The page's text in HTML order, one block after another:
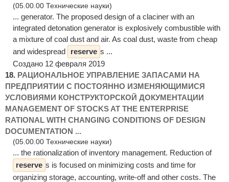
(05.00.00 Технические науки)
... generator. The proposed design of a claciner with an
integrated detonation generator is explosively combustible with
a mixture of coal dust and air. As coal dust, waste from cheap
and widespread
reserve s ...
Создано 12 февраля 2019
18. РАЦИОНАЛЬНОЕ УПРАВЛЕНИЕ ЗАПАСАМИ НА
ПРЕДПРИЯТИИ С ПОСТОЯННО ИЗМЕНЯЮЩИМИСЯ
УСЛОВИЯМИ КОНСТРУКТОРСКОЙ ДОКУМЕНТАЦИИ
MANAGEMENT OF STOCKS AT THE ENTERPRISE
RATIONAL WITH CHANGING CONDITIONS OF DESIGN
DOCUMENTATION ...
(05.00.00 Технические науки)
... the rationalization of inventory management. Reduction of
reserve s is focused on minimizing costs and time for
organizing storage, accounting, write-off and other costs. The